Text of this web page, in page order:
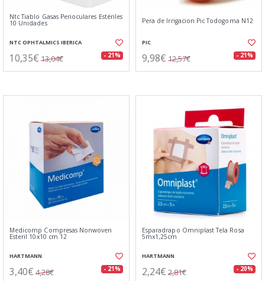
Ntc Tiablo Gasas Perioculares Estériles
10 Unidades
NTC OPHTALMICS IBERICA
10,35€ 13,04€ - 21%
Pera de Irrigacion Pic Todogoma N12
PIC
9,98€ 12,57€ - 21%
Medicomp Compresas Nonwoven
Esteril 10x10 cm 12
HARTMANN
3,40€ 4,28€ - 21%
Esparadrapo Omniplast Tela Rosa
5mx1,25cm
HARTMANN
2,24€ 2,81€ - 20%